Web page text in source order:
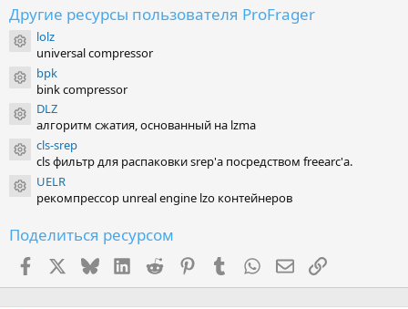
Другие ресурсы пользователя ProFrager
Иконка ресурса
lolz
universal compressor
Иконка ресурса
bpk
bink compressor
Иконка ресурса
DLZ
алгоритм сжатия, основанный на lzma
Иконка ресурса
cls-srep
cls фильтр для распаковки srep'а посредством freearc'а.
Иконка ресурса
UELR
рекомпрессор unreal engine lzo контейнеров
Поделиться ресурсом
FacebookX (Twitter)
BlueskyLinkedInReddit PinterestTumblr WhatsApp
Электронная
Ссылка